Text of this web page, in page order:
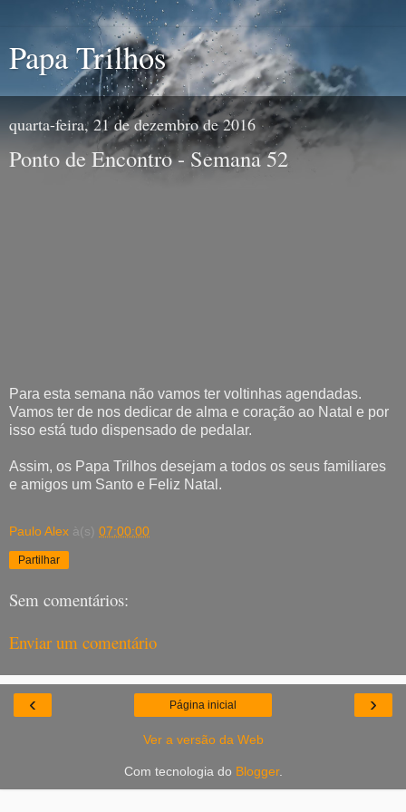
Papa Trilhos
quarta-feira, 21 de dezembro de 2016
Ponto de Encontro - Semana 52
Para esta semana não vamos ter voltinhas agendadas.
Vamos ter de nos dedicar de alma e coração ao Natal e por
isso está tudo dispensado de pedalar.
Assim, os Papa Trilhos desejam a todos os seus familiares
e amigos um Santo e Feliz Natal.
Paulo Alex à(s) 07:00:00
Partilhar
Sem comentários:
Enviar um comentário
‹ ›
Página inicial
Ver a versão da Web
Com tecnologia do Blogger.